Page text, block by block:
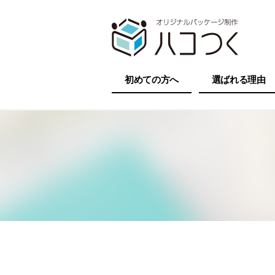
初めての方へ 選ばれる理由